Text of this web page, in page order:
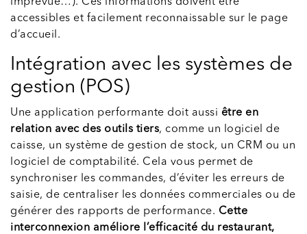
accessibles et facilement reconnaissable sur le page
d’accueil.
Intégration avec les systèmes de
gestion (POS)
Une application performante doit aussi être en
relation avec des outils tiers, comme un logiciel de
caisse, un système de gestion de stock, un CRM ou un
logiciel de comptabilité. Cela vous permet de
synchroniser les commandes, d’éviter les erreurs de
saisie, de centraliser les données commerciales ou de
générer des rapports de performance. Cette
interconnexion améliore l’efficacité du restaurant,